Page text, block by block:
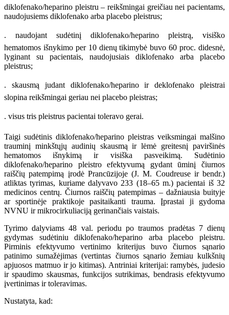
diklofenako/heparino pleistru – reikšmingai greičiau nei pacientams,
naudojusiems diklofenako arba placebo pleistrus;
. naudojant sudėtinį diklofenako/heparino pleistrą, visiško
hematomos išnykimo per 10 dienų tikimybė buvo 60 proc. didesnė,
lyginant su pacientais, naudojusiais diklofenako arba placebo
pleistrus;
. skausmą judant diklofenako/heparino ir deklofenako pleistrai
slopina reikšmingai geriau nei placebo pleistras;
. visus tris pleistrus pacientai toleravo gerai.
Taigi sudėtinis diklofenako/heparino pleistras veiksmingai malšino
trauminį minkštųjų audinių skausmą ir lėmė greitesnį paviršinės
hematomos išnykimą ir visiška pasveikimą. Sudėtinio
diklofenako/heparino pleistro efektyvumą gydant ūminį čiurnos
raiščių patempimą įrodė Prancūzijoje (J. M. Coudreuse ir bendr.)
atliktas tyrimas, kuriame dalyvavo 233 (18–65 m.) pacientai iš 32
medicinos centrų. Čiurnos raiščių patempimas – dažniausia buityje
ar sportinėje praktikoje pasitaikanti trauma. Įprastai ji gydoma
NVNU ir mikrocirkuliaciją gerinančiais vaistais.
Tyrimo dalyviams 48 val. periodu po traumos pradėtas 7 dienų
gydymas sudėtiniu diklofenako/heparino arba placebo pleistru.
Pirminis efektyvumo vertinimo kriterijus buvo čiurnos sąnario
patinimo sumažėjimas (vertintas čiurnos sąnario žemiau kulkšnių
apjuosos matmuo ir jo kitimas). Antriniai kriterijai: ramybės, judesio
ir spaudimo skausmas, funkcijos sutrikimas, bendrasis efektyvumo
įvertinimas ir toleravimas.
Nustatyta, kad: